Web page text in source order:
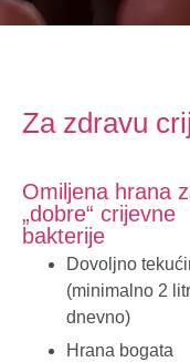
Za zdravu
Omiljena hrana
„dobre“ crijevne
bakterije
Dovoljno
(minimalno 2
dnevno)
Hrana bogata